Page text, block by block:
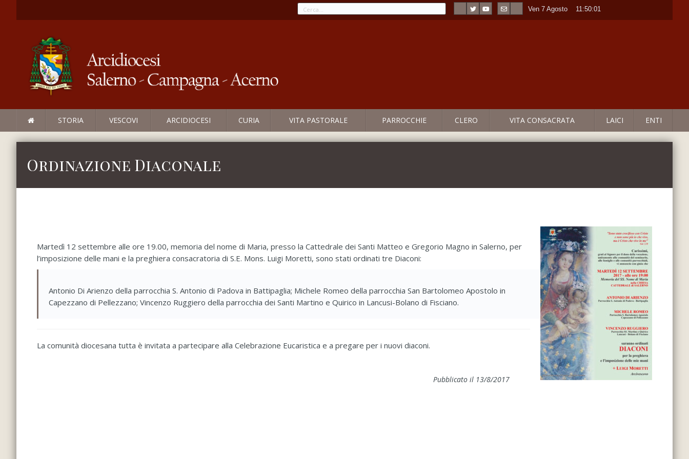
Ven 7 Agosto 11:50:01
STORIA VESCOVI ARCIDIOCESI CURIA VITA PASTORALE PARROCCHIE CLERO VITA CONSACRATA LAICI ENTI
Ordinazione Diaconale
Martedì 12 settembre alle ore 19.00, memoria del nome di Maria, presso la Cattedrale dei Santi Matteo e Gregorio Magno in Salerno, per
l’imposizione delle mani e la preghiera consacratoria di S.E. Mons. Luigi Moretti, sono stati ordinati tre Diaconi:
Antonio Di Arienzo della parrocchia S. Antonio di Padova in Battipaglia; Michele Romeo della parrocchia San Bartolomeo Apostolo in
Capezzano di Pellezzano; Vincenzo Ruggiero della parrocchia dei Santi Martino e Quirico in Lancusi-Bolano di Fisciano.
La comunità diocesana tutta è invitata a partecipare alla Celebrazione Eucaristica e a pregare per i nuovi diaconi.
Pubblicato il 13/8/2017